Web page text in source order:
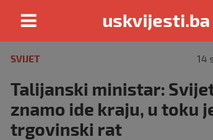
content
uskvijesti.ba
SVIJET 14
Talijanski ministar:
znamo ide kraju, u toku
trgovinski rat